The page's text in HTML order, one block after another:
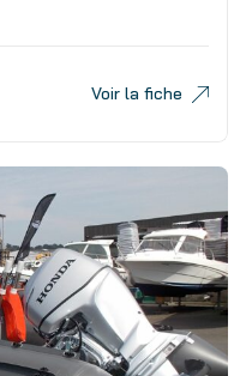
Voir la fiche